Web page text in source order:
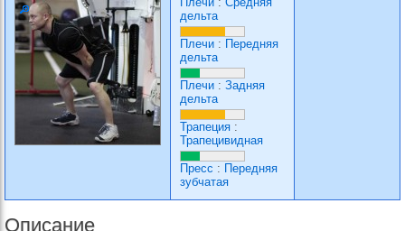
дельта
Плечи : Передняя
дельта
Плечи : Задняя
дельта
Трапеция :
Трапецивидная
Пресс : Передняя
зубчатая
Описание